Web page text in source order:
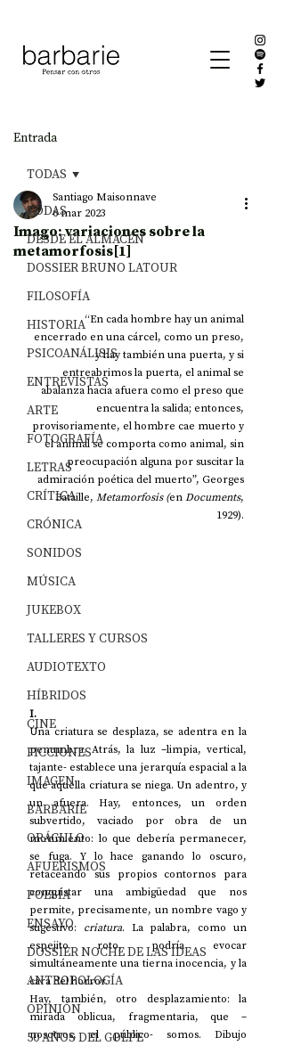
Entrada
TODAS
DESDE EL ALMACÉN
DOSSIER BRUNO LATOUR
FILOSOFÍA
HISTORIA
PSICOANÁLISIS
ENTREVISTAS
ARTE
FOTOGRAFÍA
LETRAS
CRÍTICA
CRÓNICA
SONIDOS
MÚSICA
JUKEBOX
TALLERES Y CURSOS
AUDIOTEXTO
HÍBRIDOS
CINE
FICCIONES
IMAGEN
BARBARIE
ORÁCULO
AFUERISMOS
POESÍA
ENSAYO
DOSSIER NOCHE DE LAS IDEAS
ANTROPOLOGÍA
OPINIÓN
50 AÑOS DEL GOLPE
TODAS
Imago: variaciones sobre la
metamorfosis[1]
Santiago Maisonnave
6 mar 2023
“En cada hombre hay un animal
encerrado en una cárcel, como un preso,
y hay también una puerta, y si
entreabrimos la puerta, el animal se
abalanza hacia afuera como el preso que
encuentra la salida; entonces,
provisoriamente, el hombre cae muerto y
el animal se comporta como animal, sin
preocupación alguna por suscitar la
admiración poética del muerto”, Georges
Bataille, Metamorfosis (en Documents,
1929).
I.
Una criatura se desplaza, se adentra en la
penumbra. Atrás, la luz –limpia, vertical,
tajante- establece una jerarquía espacial a la
que aquella criatura se niega. Un adentro, y
un afuera. Hay, entonces, un orden
subvertido, vaciado por obra de un
movimiento: lo que debería permanecer,
se fuga. Y lo hace ganando lo oscuro,
retaceando sus propios contornos para
conquistar una ambigüedad que nos
permite, precisamente, un nombre vago y
sugestivo: criatura. La palabra, como un
espejito roto, podría evocar
simultáneamente una tierna inocencia, y la
cara del horror.
Hay, también, otro desplazamiento: la
mirada oblicua, fragmentaria, que –
nosotros, el público- somos. Dibujo